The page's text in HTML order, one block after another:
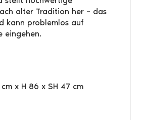
alter Tradition her – das
kann problemlos auf
eingehen.
x H 86 x SH 47 cm